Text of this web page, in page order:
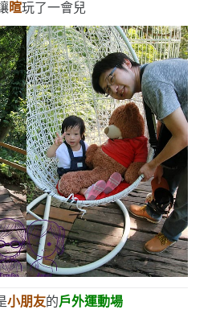
暄玩了一會兒
小朋友的戶外運動場